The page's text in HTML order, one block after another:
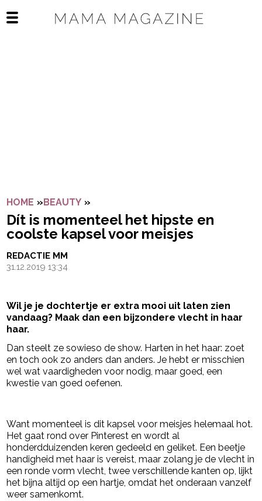
Open het mobiele menu
HOME »BEAUTY »
Dít is momenteel het hipste en
coolste kapsel voor meisjes
REDACTIE MM
31.12.2019 13:34
Wil je je dochtertje er extra mooi uit laten zien
vandaag? Maak dan een bijzondere vlecht in haar
haar.
Dan steelt ze sowieso de show. Harten in het haar: zoet
en toch ook zo anders dan anders. Je hebt er misschien
wel wat vaardigheden voor nodig, maar goed, een
kwestie van goed oefenen.
Want momenteel is dit kapsel voor meisjes helemaal hot.
Het gaat rond over Pinterest en wordt al
honderdduizenden keren gedeeld en geliket. Een beetje
handigheid met haar is vereist, maar zolang je de vlecht in
een ronde vorm vlecht, twee verschillende kanten op, lijkt
het bijna altijd op een hartje, omdat het onderaan vanzelf
weer samenkomt.